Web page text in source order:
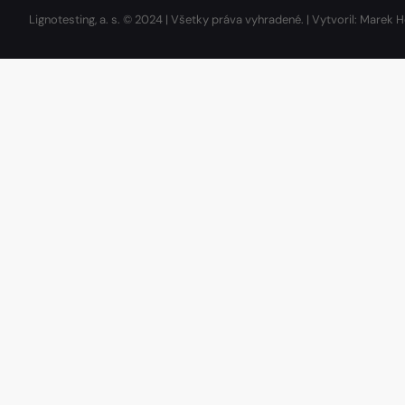
Lignotesting, a. s. © 2024 | Všetky práva vyhradené. | Vytvoril: Marek